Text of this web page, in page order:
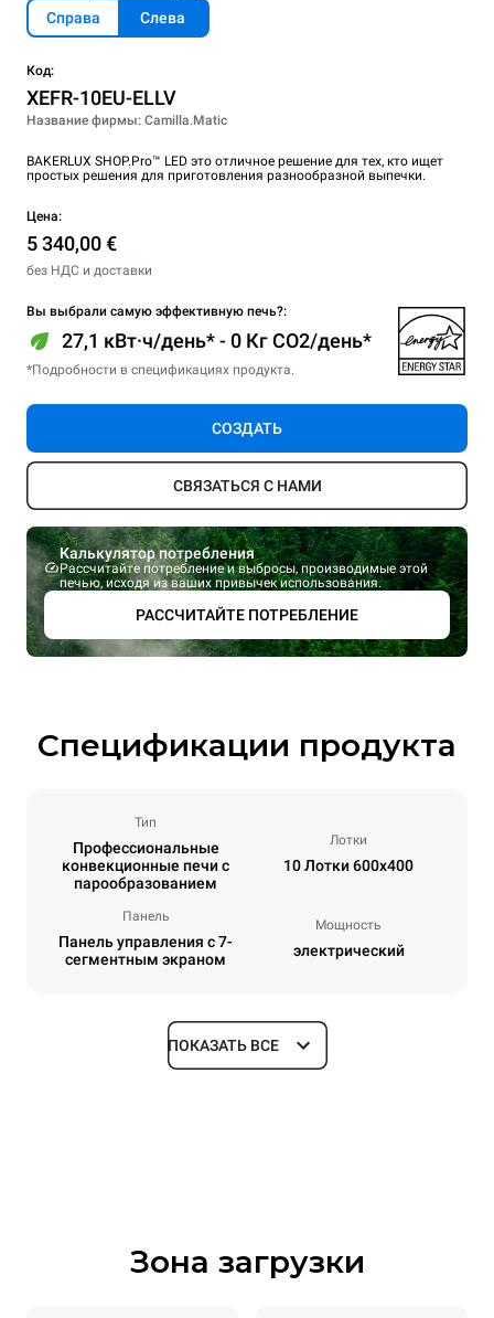
Справа Слева
Код:
XEFR-10EU-ELLV
Название фирмы: Camilla.Matic
BAKERLUX SHOP.Pro™ LED это отличное решение для тех, кто ищет
простых решения для приготовления разнообразной выпечки.
Цена:
5 340,00 €
без НДС и доставки
Вы выбрали самую эффективную печь?:
27,1 кВт·ч/день* - 0 Кг CO2/день*
*Подробности в спецификациях продукта.
СОЗДАТЬ
СВЯЗАТЬСЯ С НАМИ
Калькулятор потребления
Рассчитайте потребление и выбросы, производимые этой
печью, исходя из ваших привычек использования.
РАССЧИТАЙТЕ ПОТРЕБЛЕНИЕ
Спецификации продукта
Тип
Профессиональные
конвекционные печи с
парообразованием
Лотки
10 Лотки 600x400
Панель
Панель управления с 7-
сегментным экраном
Мощность
электрический
Размеры
Спецификации противней
ПОКАЗАТЬ ВСЕ
Зона загрузки